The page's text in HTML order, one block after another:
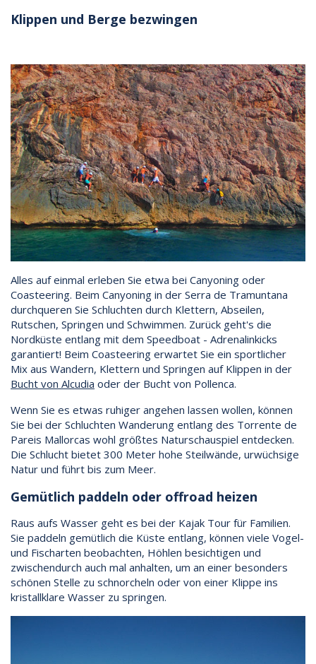
Klippen und Berge bezwingen
Alles auf einmal erleben Sie etwa bei Canyoning oder
Coasteering. Beim Canyoning in der Serra de Tramuntana
durchqueren Sie Schluchten durch Klettern, Abseilen,
Rutschen, Springen und Schwimmen. Zurück geht's die
Nordküste entlang mit dem Speedboat - Adrenalinkicks
garantiert! Beim Coasteering erwartet Sie ein sportlicher
Mix aus Wandern, Klettern und Springen auf Klippen in der
Bucht von Alcudia oder der Bucht von Pollenca.
Wenn Sie es etwas ruhiger angehen lassen wollen, können
Sie bei der Schluchten Wanderung entlang des Torrente de
Pareis Mallorcas wohl größtes Naturschauspiel entdecken.
Die Schlucht bietet 300 Meter hohe Steilwände, urwüchsige
Natur und führt bis zum Meer.
Gemütlich paddeln oder offroad heizen
Raus aufs Wasser geht es bei der Kajak Tour für Familien.
Sie paddeln gemütlich die Küste entlang, können viele Vogel-
und Fischarten beobachten, Höhlen besichtigen und
zwischendurch auch mal anhalten, um an einer besonders
schönen Stelle zu schnorcheln oder von einer Klippe ins
kristallklare Wasser zu springen.